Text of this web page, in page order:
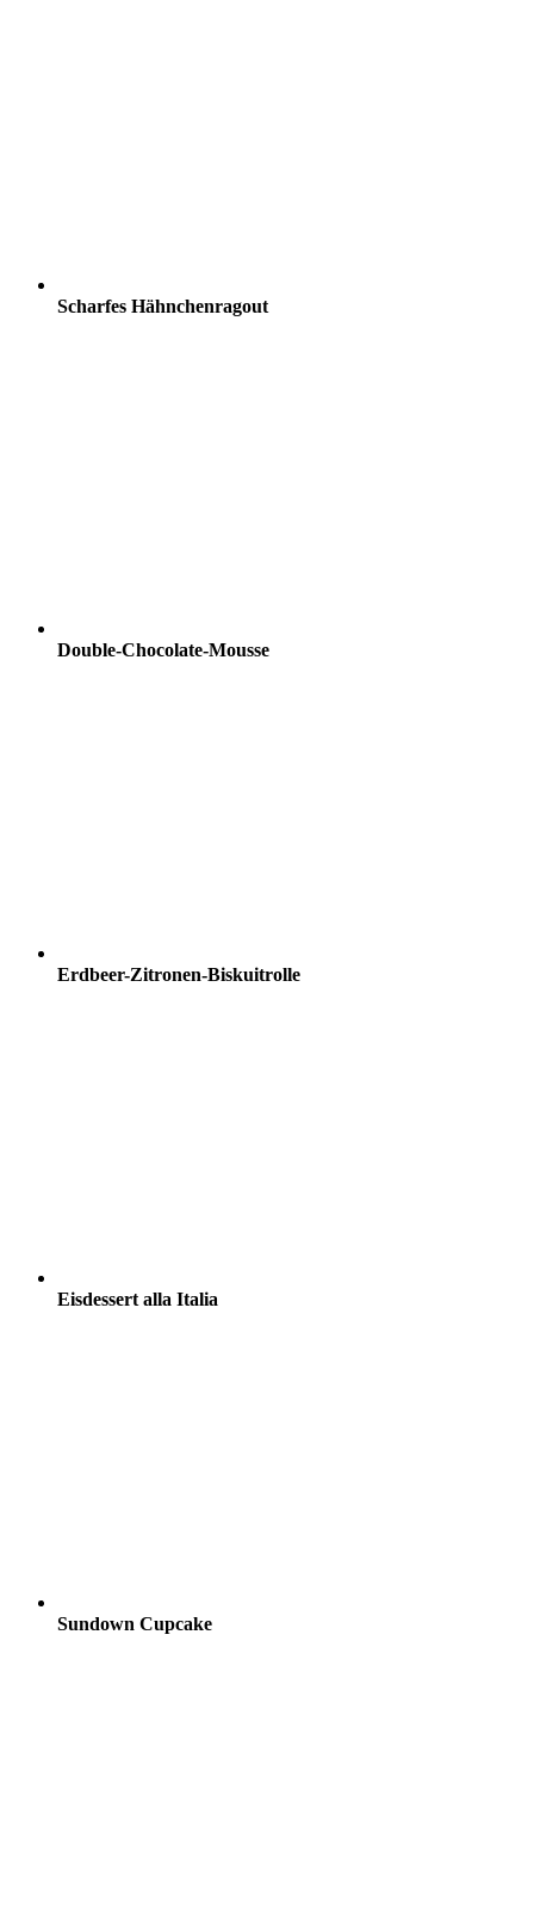
Scharfes Hähnchenragout
Double-Chocolate-Mousse
Erdbeer-Zitronen-Biskuitrolle
Eisdessert alla Italia
Sundown Cupcake